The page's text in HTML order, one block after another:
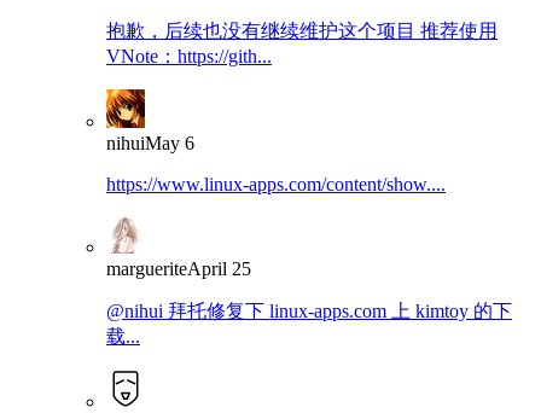
抱歉，后续也没有继续维护这个项目 推荐使用
VNote：https://gith...
nihuiMay 6
https://www.linux-apps.com/content/show....
margueriteApril 25
@nihui 拜托修复下 linux-apps.com 上 kimtoy 的下
载...